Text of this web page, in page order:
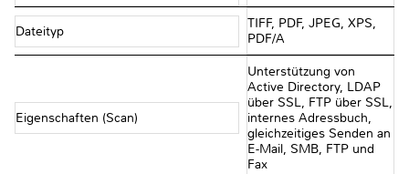
Dateityp
TIFF, PDF, JPEG, XPS,
PDF/A
Eigenschaften (Scan)
Unterstützung von
Active Directory, LDAP
über SSL, FTP über SSL,
internes Adressbuch,
gleichzeitiges Senden an
E-Mail, SMB, FTP und
Fax